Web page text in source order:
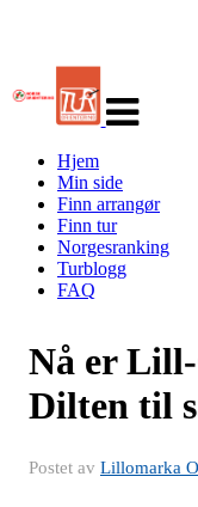
navigasjon
Hjem
Min side
Finn arrangør
Finn tur
Norgesranking
Turblogg
FAQ
Nå er
Dilten til
Postet av Lillomarka